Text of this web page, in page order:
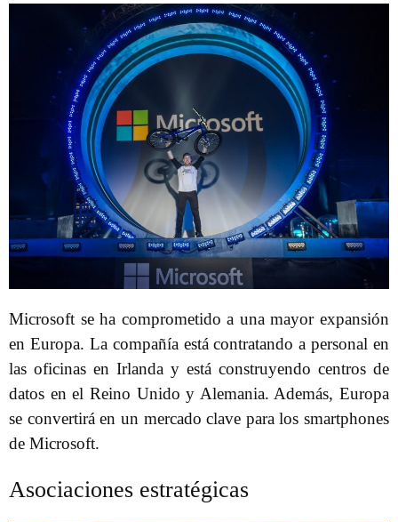
Microsoft se ha comprometido a una mayor expansión
en Europa. La compañía está contratando a personal en
las oficinas en Irlanda y está construyendo centros de
datos en el Reino Unido y Alemania. Además, Europa
se convertirá en un mercado clave para los smartphones
de Microsoft.
Asociaciones estratégicas